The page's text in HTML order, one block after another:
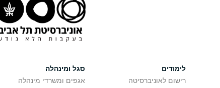
לימודים
רישום לאוניברסיטה
סגל ומינהלה
אגפים ומשרדי מינהלה